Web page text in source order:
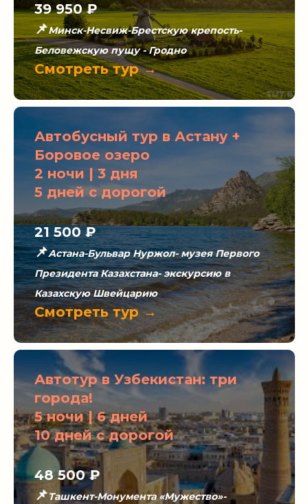
39 950 ₽
📌Минск-Несвиж-Брестскую крепость-
Беловежскую пущу - Гродно
Смотреть тур →
Автобусный тур в Астану +
Боровое озеро
2 ночи | 3 дня
5 дней с дорогой
21 500 ₽
📌Астана-Бульвар Нуржол- музея Первого
Президента Казахстана- экскурсию в
Казахскую Швейцарию
Смотреть тур →
Автотур в Узбекистан: три
города!
5 ночи | 6 дней
10 дней с дорогой
48 500 ₽
📌Ташкент-Монумента «Мужество»-